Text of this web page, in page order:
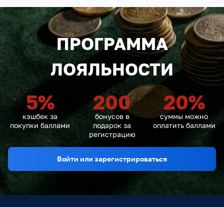
ПРОГРАММА
ЛОЯЛЬНОСТИ
5%
кэшбек за
покупки баллами
200
бонусов в
подарок за
регистрацию
20%
суммы можно
оплатить баллами
Войти или зарегистрироваться